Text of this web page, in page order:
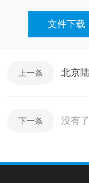
文件下载
上一条
下一条 没有了